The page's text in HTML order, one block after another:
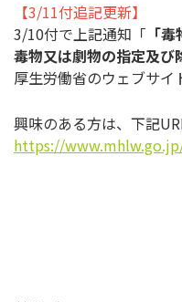
【3/11付追記更新】
3/10付で上記通知「 「
毒物又は劇物の指定及び
厚生労働省のウェブサイ
興味のある方は、下記
https://